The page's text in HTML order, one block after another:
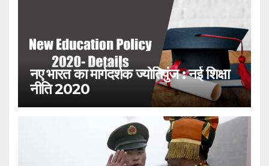
नए भारत का मार्गदर्शक ज्योतिपुंज : नई शिक्षा
नीति 2020